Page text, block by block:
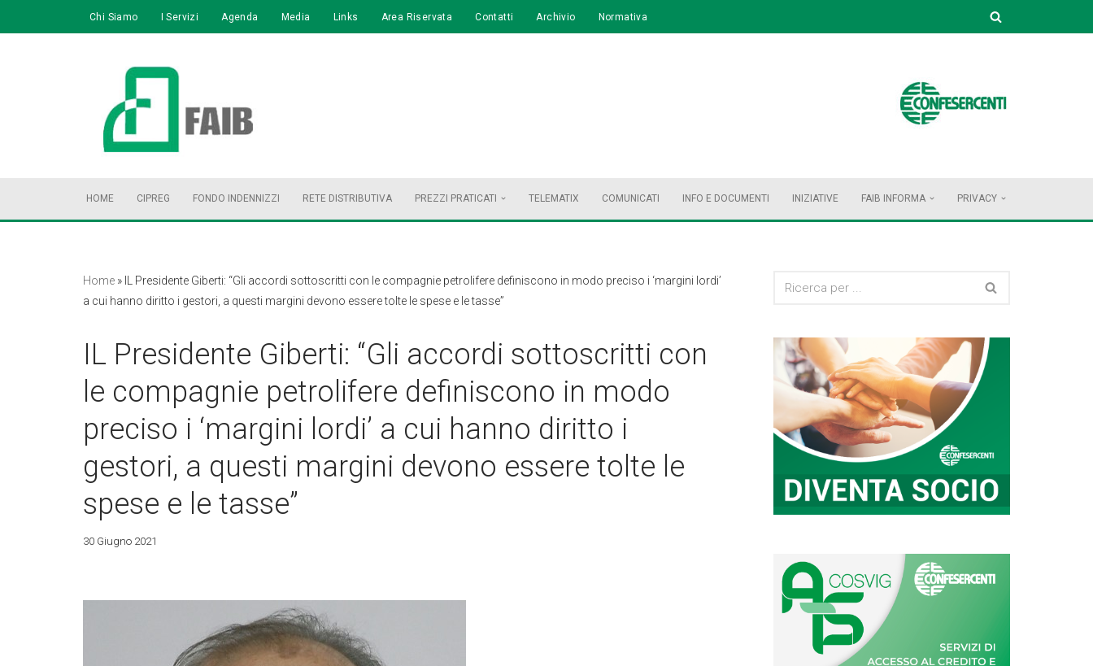
Chi Siamo I Servizi Agenda Media Links Area Riservata Contatti Archivio Normativa
HOME CIPREG FONDO INDENNIZZI RETE DISTRIBUTIVA PREZZI PRATICATI TELEMATIX COMUNICATI INFO E DOCUMENTI INIZIATIVE FAIB INFORMA PRIVACY
Home » IL Presidente Giberti: “Gli accordi sottoscritti con le compagnie petrolifere definiscono in modo preciso i ‘margini lordi’
a cui hanno diritto i gestori, a questi margini devono essere tolte le spese e le tasse”
IL Presidente Giberti: “Gli accordi sottoscritti con
le compagnie petrolifere definiscono in modo
preciso i ‘margini lordi’ a cui hanno diritto i
gestori, a questi margini devono essere tolte le
spese e le tasse”
30 Giugno 2021